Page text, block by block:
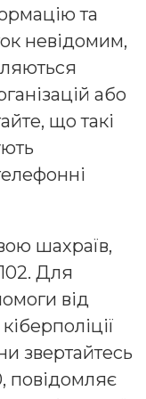
та
невідомим,
або
що такі
шахраїв,
Для
від
звертайтесь
повідомляє